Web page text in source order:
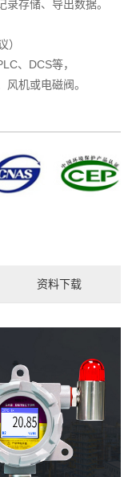
存储、导出数据。
）
、DCS等，
机或电磁阀。
资料下载